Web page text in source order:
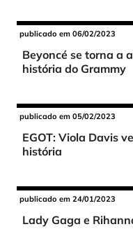
publicado em 06/02/2023
Beyoncé se torna a
história do Grammy
publicado em 05/02/2023
EGOT: Viola Davis
história
publicado em 24/01/2023
Lady Gaga e